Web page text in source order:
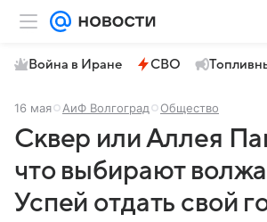
Война в Иране СВО
16 мая АиФ Волгоград Общество
Сквер или Аллея
что выбирают
Успей отдать свой